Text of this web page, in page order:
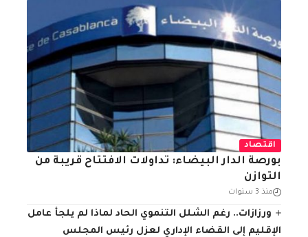
اقتصاد
بورصة الدار البيضاء: تداولات الافتتاح قريبة من
التوازن
منذ 3 سنوات
ورزازات.. رغم الشلل التنموي الحاد لماذا لم يلجأ عامل
الإقليم إلى القضاء الإداري لعزل رئيس المجلس